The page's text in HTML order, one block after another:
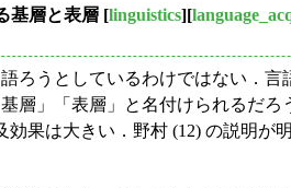
基層と表層 [linguistics][
ろうとしているわけではない．言
層」「表層」と名付けられるだ
効果は大きい．野村 (12) の説明が